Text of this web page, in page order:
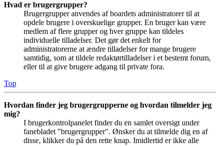
Hvad er brugergrupper?
Brugergrupper anvendes af boardets administratorer til at
opdele brugere i overskuelige grupper. En bruger kan være
medlem af flere grupper og hver gruppe kan tildeles
individuelle tilladelser. Det gør det enkelt for
administratorerne at ændre tilladelser for mange brugere
samtidig, som at tildele redaktørtilladelser i et bestemt forum,
eller til at give brugere adgang til private fora.
Top
Hvordan finder jeg brugergrupperne og hvordan tilmelder jeg
mig?
I brugerkontrolpanelet finder du en samlet oversigt under
fanebladet "brugergrupper". Ønsker du at tilmelde dig en af
disse, klikker du på den rette knap. Imidlertid er ikke alle